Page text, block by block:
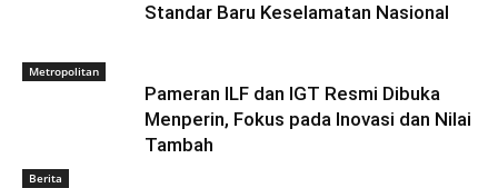
Standar Baru Keselamatan Nasional
Metropolitan
Pameran ILF dan IGT Resmi Dibuka
Menperin, Fokus pada Inovasi dan Nilai
Tambah
Berita